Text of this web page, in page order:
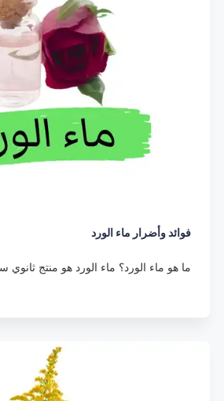
فوائد وأضرار ماء الورد
ما هو ماء الورد؟ ماء الورد هو منتج ثانوي